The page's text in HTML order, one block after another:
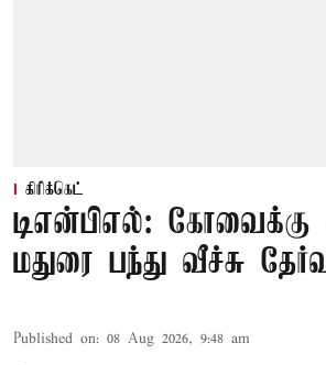
கிரிக்கெட்
டிஎன்பிஎல்: கோவைக்கு
மதுரை பந்து வீச்சு
Published on: 08 Aug 2026, 9:48 am